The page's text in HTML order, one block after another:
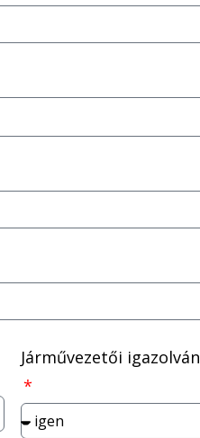
Járművezetői